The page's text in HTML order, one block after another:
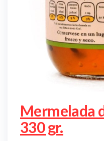
Mermelada
330 gr.